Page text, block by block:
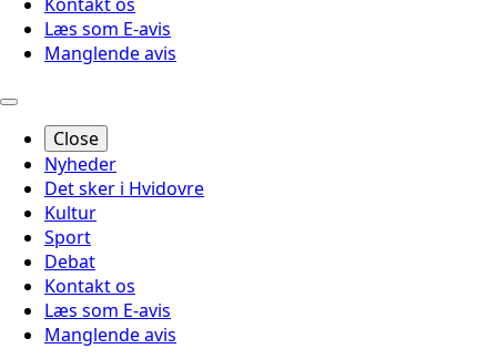
Læs som E-avis
Manglende avis
Close
Nyheder
Det sker i Hvidovre
Kultur
Sport
Debat
Kontakt os
Læs som E-avis
Manglende avis